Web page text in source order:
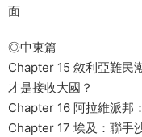
面
◎中東篇
Chapter 15 敘利亞難民
才是接收大國？
Chapter 16 阿拉維派邦
Chapter 17 埃及：聯手